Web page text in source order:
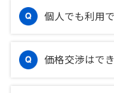
個人でも利用
価格交渉はで